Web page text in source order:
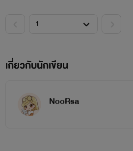
เกี่ยวกับนักเขียน
NooRsa